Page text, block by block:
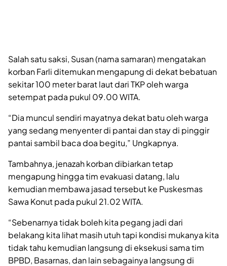
Salah satu saksi, Susan (nama samaran) mengatakan
korban Farli ditemukan mengapung di dekat bebatuan
sekitar 100 meter barat laut dari TKP oleh warga
setempat pada pukul 09.00 WITA.
“Dia muncul sendiri mayatnya dekat batu oleh warga
yang sedang menyenter di pantai dan stay di pinggir
pantai sambil baca doa begitu,” Ungkapnya.
Tambahnya, jenazah korban dibiarkan tetap
mengapung hingga tim evakuasi datang, lalu
kemudian membawa jasad tersebut ke Puskesmas
Sawa Konut pada pukul 21.02 WITA.
“Sebenarnya tidak boleh kita pegang jadi dari
belakang kita lihat masih utuh tapi kondisi mukanya kita
tidak tahu kemudian langsung di eksekusi sama tim
BPBD, Basarnas, dan lain sebagainya langsung di